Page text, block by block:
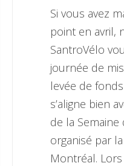
Si vous avez
point en avril,
SantroVélo
journée de
levée de
s’aligne bien
de la
organisé par
Montréal.